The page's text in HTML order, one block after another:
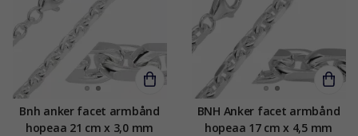
Bnh anker facet armbånd
hopeaa 21 cm x 3,0 mm
BNH Anker facet armbånd
hopeaa 17 cm x 4,5 mm